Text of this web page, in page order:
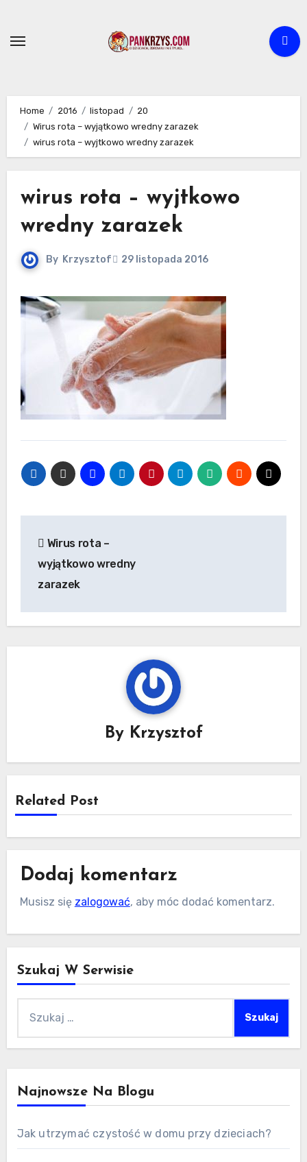
content
Home 2016 listopad
20
Wirus rota – wyjątkowo wredny zarazek
wirus rota – wyjtkowo wredny zarazek
wirus rota – wyjtkowo
wredny zarazek
By Krzysztof 29 listopada 2016
wpisu
Wirus rota –
wyjątkowo wredny
zarazek
By Krzysztof
Related Post
Dodaj komentarz
Musisz się zalogować, aby móc dodać komentarz.
Szukaj W Serwisie
Najnowsze Na Blogu
Jak utrzymać czystość w domu przy dzieciach?